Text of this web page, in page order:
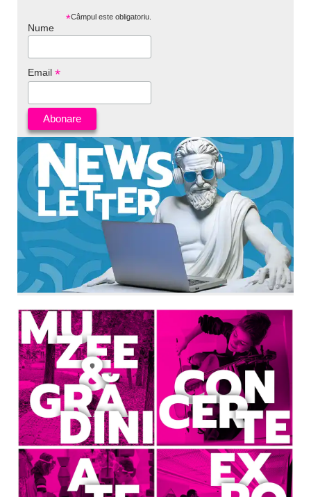
*Câmpul este obligatoriu.
Nume
Email *